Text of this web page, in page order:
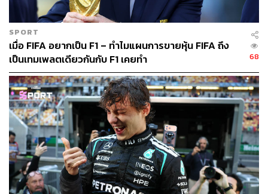
SPORT
เมื่อ FIFA อยากเป็น F1 – ทำไมแผนการขายหุ้น FIFA ถึง
เป็นเทมเพลตเดียวกันกับ F1 เคยทำ
68